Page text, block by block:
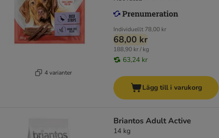
4 varianter
Individuellt 78,00 kr
68,00 kr
188,90 kr / kg
63,24 kr
Lägg till i varukorg
Briantos Adult Active
14 kg